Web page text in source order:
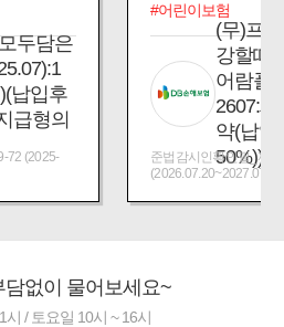
두담은
납입후
급형의
72 (2025-
#어린이보험
(무)프
강할때
어람플
2607:
약(납입
50%))
준법감시인확인필_제
담없이 물어보세요~
시 / 토요일 10시 ~ 16시